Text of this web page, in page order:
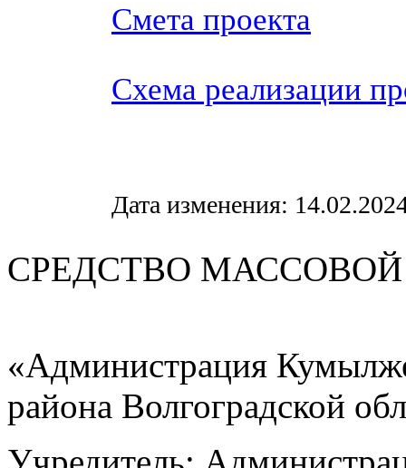
Смета проекта
Схема реализации
Дата изменения:
СРЕДСТВО
«Администрация
района Волгоградской